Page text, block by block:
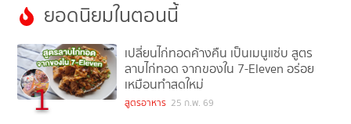
ยอดนิยมในตอนนี้
1
เปลี่ยนไก่ทอดค้างคืน เป็นเมนูแซ่บ สูตร
ลาบไก่ทอด จากของใน 7-Eleven อร่อย
เหมือนทำสดใหม่
สูตรอาหาร 25 ก.พ. 69